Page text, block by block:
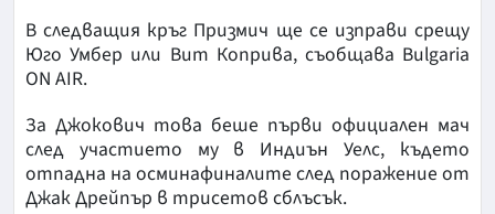
В следващия кръг Призмич ще се изправи срещу
Юго Умбер или Вит Коприва, съобщава Bulgaria
ON AIR.
За Джокович това беше първи официален мач
след участието му в Индиън Уелс, където
отпадна на осминафиналите след поражение от
Джак Дрейпър в трисетов сблъсък.